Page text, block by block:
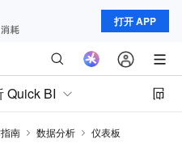
打开 APP
Quick BI
南 数据分析
仪表板